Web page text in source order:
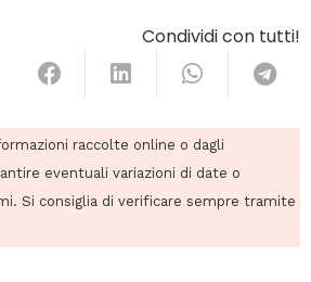
Condividi con tutti!
raccolte online o dagli
eventuali variazioni di date o
Si consiglia di verificare sempre tramite